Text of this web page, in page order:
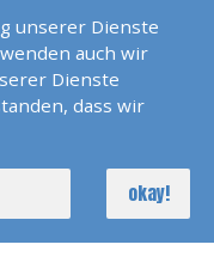
unserer Dienste
auch wir
Dienste
dass wir
okay!